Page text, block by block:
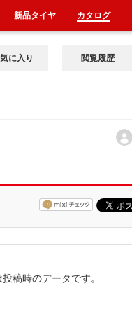
に入り 閲覧履歴
稿時のデータです。
新品タイヤ カタログ